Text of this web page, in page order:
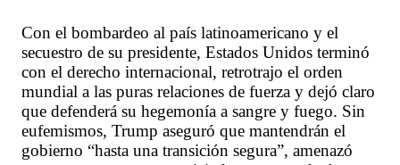
Con el bombardeo al país latinoamericano y el
secuestro de su presidente, Estados Unidos terminó
con el derecho internacional, retrotrajo el orden
mundial a las puras relaciones de fuerza y dejó claro
que defenderá su hegemonía a sangre y fuego. Sin
eufemismos, Trump aseguró que mantendrán el
gobierno “hasta una transición segura”, amenazó